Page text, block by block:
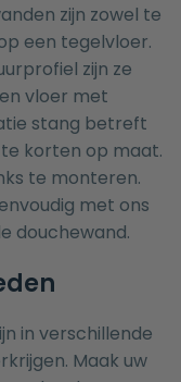
zijn zowel te
een tegelvloer.
zijn ze
vloer met
stang betreft
te korten op maat.
te monteren.
met ons
douchewand.
in verschillende
Maak uw